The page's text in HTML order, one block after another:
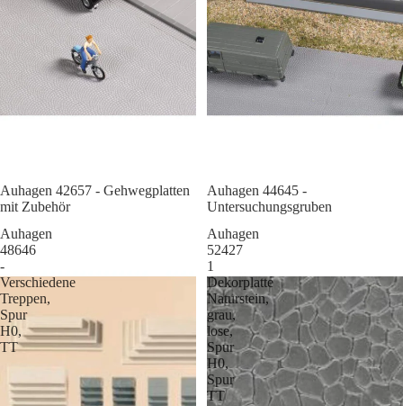
Auhagen 42657 - Gehwegplatten
mit Zubehör
Sale
Auhagen 44645 -
Untersuchungsgruben
Auhagen
48646
-
Verschiedene
Treppen,
Spur
H0,
TT
Auhagen
52427
1
Dekorplatte
Naturstein,
grau,
lose,
Spur
H0,
Spur
TT